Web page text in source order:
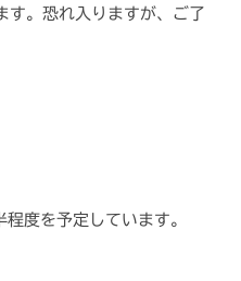
す。恐れ入りますが、ご了
度を予定しています。